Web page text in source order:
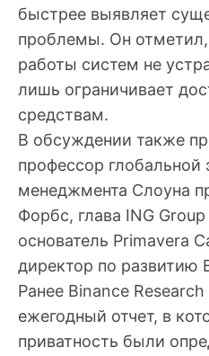
быстрее выявляет
проблемы. Он отметил,
работы систем не
лишь ограничивает
средствам.
В обсуждении также
профессор
менеджмента Слоуна
Форбс, глава ING
основатель Primavera
директор по
Ранее Binance Research
ежегодный отчет, в
приватность были